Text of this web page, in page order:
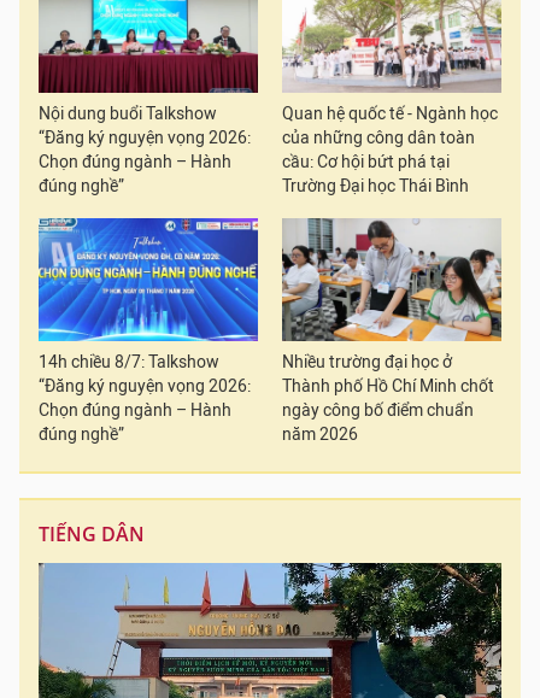
Nội dung buổi Talkshow
“Đăng ký nguyện vọng 2026:
Chọn đúng ngành – Hành
đúng nghề”
Quan hệ quốc tế - Ngành học
của những công dân toàn
cầu: Cơ hội bứt phá tại
Trường Đại học Thái Bình
14h chiều 8/7: Talkshow
“Đăng ký nguyện vọng 2026:
Chọn đúng ngành – Hành
đúng nghề”
Nhiều trường đại học ở
Thành phố Hồ Chí Minh chốt
ngày công bố điểm chuẩn
năm 2026
TIẾNG DÂN